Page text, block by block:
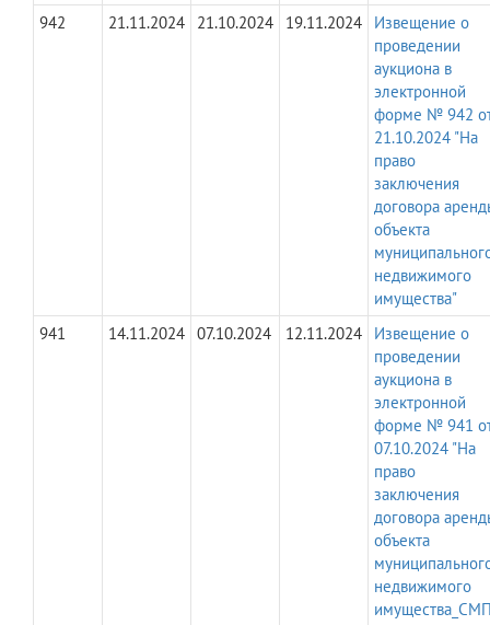
942
21.11.2024 21.10.2024 19.11.2024
Извещение о
проведении
аукциона в
электронной
форме № 942
21.10.2024 "На
право
заключения
договора
объекта
недвижимого
имущества"
941
14.11.2024 07.10.2024 12.11.2024
Извещение о
проведении
аукциона в
электронной
форме № 941
07.10.2024 "На
право
заключения
договора
объекта
недвижимого